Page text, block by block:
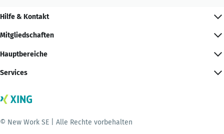
Hilfe & Kontakt
Mitgliedschaften
Hauptbereiche
Services
© New Work SE | Alle Rechte vorbehalten